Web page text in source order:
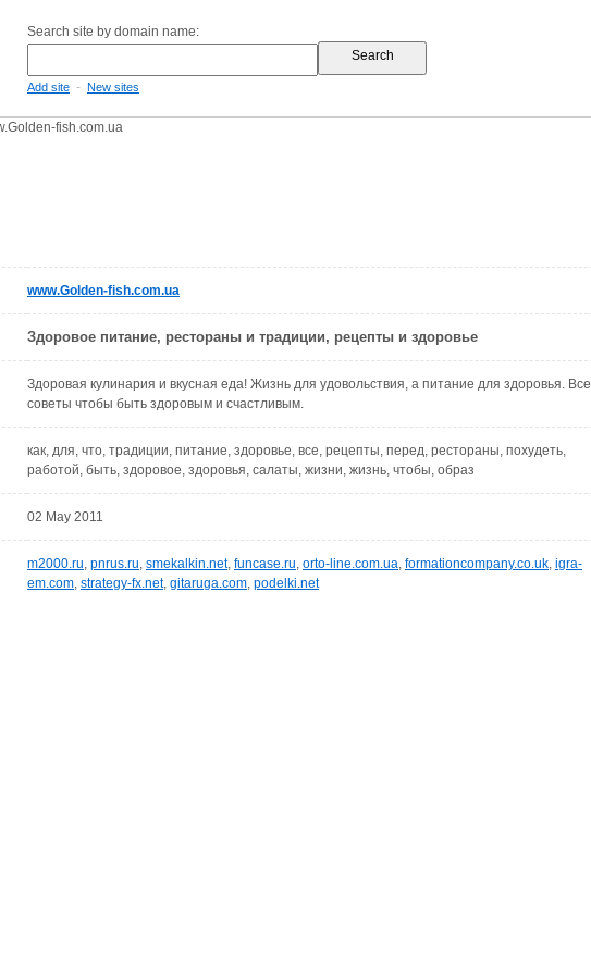
Search site by domain name:
Add site - New sites
fish.com.ua
www.Golden-fish.com.ua
Здоровое питание, рестораны и традиции, рецепты и здоровье
Здоровая кулинария и вкусная еда! Жизнь для удовольствия, а питание для здоровья. Все
советы чтобы быть здоровым и счастливым.
как, для, что, традиции, питание, здоровье, все, рецепты, перед, рестораны, похудеть,
работой, быть, здоровое, здоровья, салаты, жизни, жизнь, чтобы, образ
02 May 2011
m2000.ru, pnrus.ru, smekalkin.net, funcase.ru, orto-line.com.ua, formationcompany.co.uk, igra-
em.com, strategy-fx.net, gitaruga.com, podelki.net